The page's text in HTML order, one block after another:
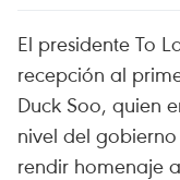
El presidente To
recepción al
Duck Soo, quien
nivel del
rendir homenaje